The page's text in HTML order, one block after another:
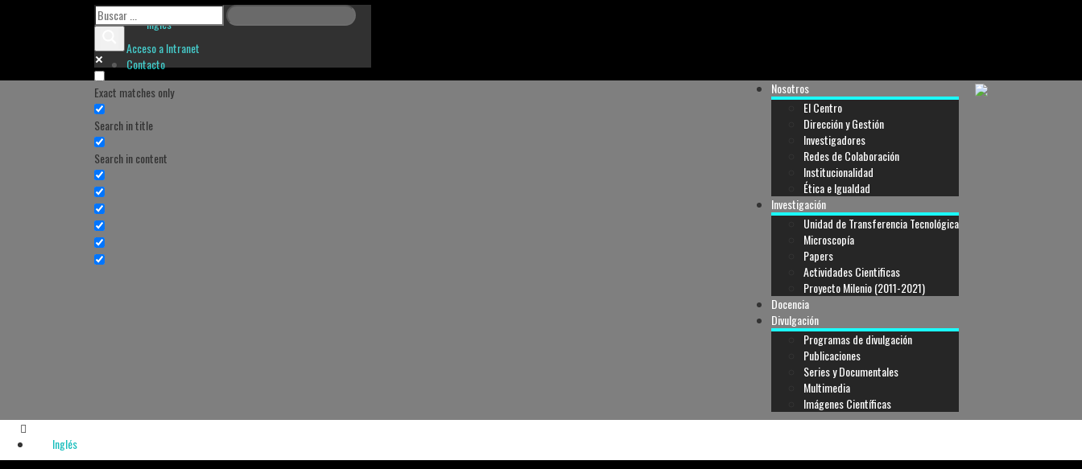
Inglés
Acceso a Intranet
Contacto
Exact matches only
Search in title
Search in content
Nosotros
El Centro
Dirección y Gestión
Investigadores
Redes de Colaboración
Institucionalidad
Ética e Igualdad
Investigación
Unidad de Transferencia Tecnológica
Microscopía
Papers
Actividades Cientificas
Proyecto Milenio (2011-2021)
Docencia
Divulgación
Programas de divulgación
Publicaciones
Series y Documentales
Multimedia
Imágenes Científicas
Inglés